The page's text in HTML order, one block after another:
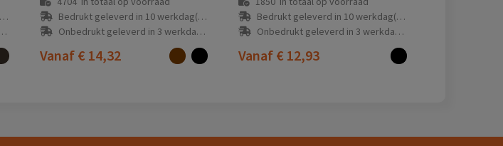
Bedrukt geleverd in 10 werkdag(en)
Onbedrukt geleverd in 3 werkdag(en)
Vanaf € 14,32
Bedrukt geleverd in 10 werkdag(en)
Onbedrukt geleverd in 3 werkdag(en)
Vanaf € 12,93